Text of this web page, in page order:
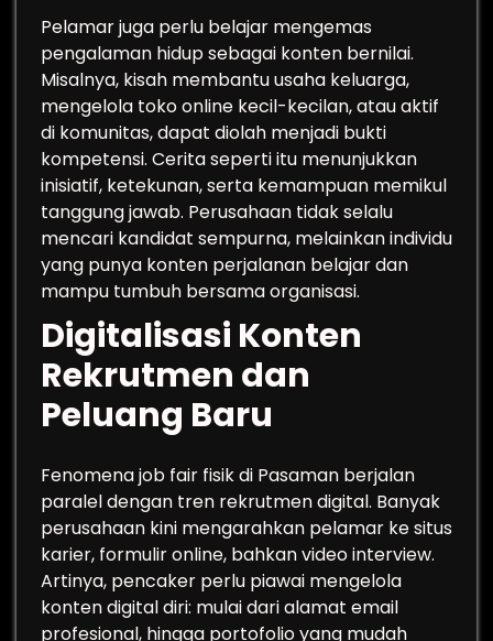
Pelamar juga perlu belajar mengemas
pengalaman hidup sebagai konten bernilai.
Misalnya, kisah membantu usaha keluarga,
mengelola toko online kecil-kecilan, atau aktif
di komunitas, dapat diolah menjadi bukti
kompetensi. Cerita seperti itu menunjukkan
inisiatif, ketekunan, serta kemampuan memikul
tanggung jawab. Perusahaan tidak selalu
mencari kandidat sempurna, melainkan individu
yang punya konten perjalanan belajar dan
mampu tumbuh bersama organisasi.
Digitalisasi Konten
Rekrutmen dan
Peluang Baru
Fenomena job fair fisik di Pasaman berjalan
paralel dengan tren rekrutmen digital. Banyak
perusahaan kini mengarahkan pelamar ke situs
karier, formulir online, bahkan video interview.
Artinya, pencaker perlu piawai mengelola
konten digital diri: mulai dari alamat email
profesional, hingga portofolio yang mudah